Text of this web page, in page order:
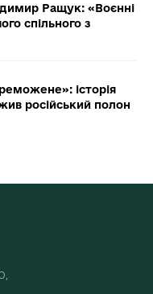
Ращук: «Воєнні
спільного з
історія
російський полон